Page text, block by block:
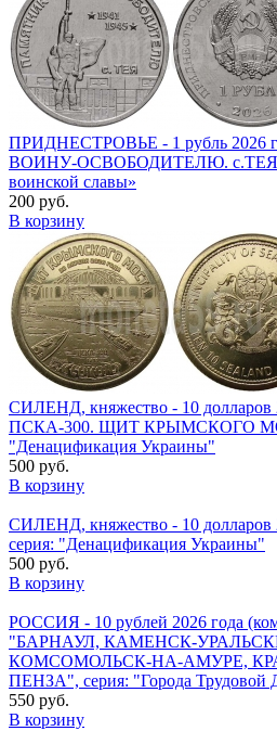
ПРИДНЕСТРОВЬЕ - 1 рубль
ВОИНУ-ОСВОБОДИТЕЛЮ. с.ТЕЯ",
воинской славы»
200 руб.
В корзину
СИЛЕНД, княжество - 10
ПСКА-300. ЩИТ КРЫМСКОГО
"Денацификация Украины"
500 руб.
В корзину
СИЛЕНД, княжество - 10
серия: "Денацификация Украины"
500 руб.
В корзину
РОССИЯ - 10 рублей 2026 года
"БАРНАУЛ, КАМЕНСК-
КОМСОМОЛЬСК-НА-АМУРЕ,
ПЕНЗА", серия: "Города Трудовой
550 руб.
В корзину